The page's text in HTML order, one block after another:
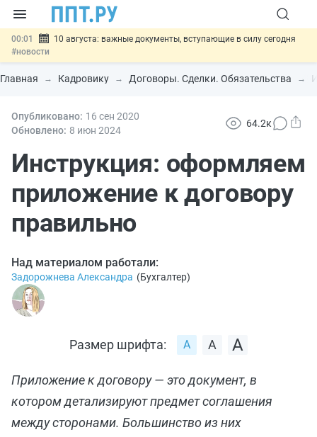
00:01
10 августа: важные документы, вступающие в силу сегодня
#новости
07.08 Подписан закон о блокировке продажи опасных товаров через
«Честный знак»#новости
07.08 Госпошлину за устранение ошибок в документах предлагают
отменить#новости
отношений
Главная Кадровику Договоры. Сделки. Обязательства
Опубликовано: 16 сен 2020
Обновлено: 8 июн 2024
64.2к
Инструкция: оформляем
приложение к договору
правильно
Над материалом работали:
Задорожнева Александра (Бухгалтер)
Размер шрифта:
Приложение к договору — это документ, в
котором детализируют предмет соглашения
между сторонами. Большинство из них